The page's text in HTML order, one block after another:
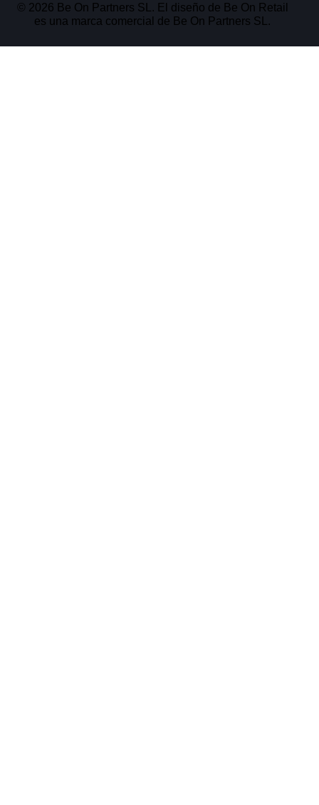
© 2026 Be On Partners SL. El diseño de Be On Retail
es una marca comercial de Be On Partners SL.